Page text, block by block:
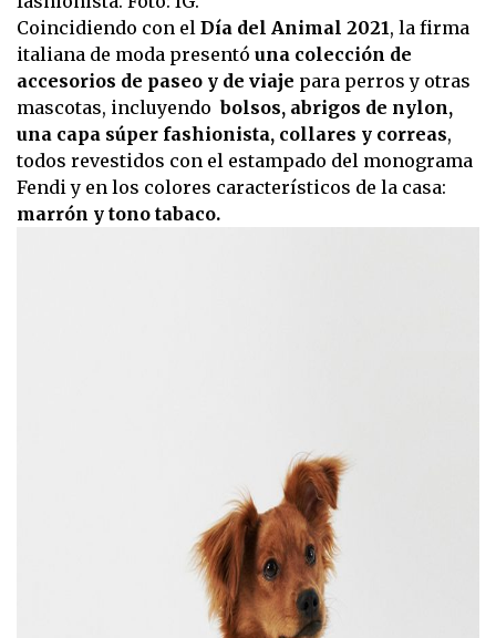
Coincidiendo con el Día del Animal 2021, la firma
italiana de moda presentó una colección de
accesorios de paseo y de viaje para perros y otras
mascotas, incluyendobolsos, abrigos de nylon,
una capa súper fashionista, collares y correas,
todos revestidos con el estampado del monograma
Fendi y en los colores característicos de la casa:
marrón y tono tabaco.